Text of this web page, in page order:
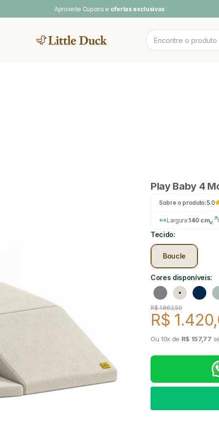
Aproveite Cupons e ofertas exclusivas
Play Baby 4
Sobre o produto:5.0
Largura:140 cm
Tecido:
Boucle
Cores disponíveis:
Cinza Linho Azul
Preço regular
R$ 1.862,50
Preço
R$
Ou 10x de R$ 157,77